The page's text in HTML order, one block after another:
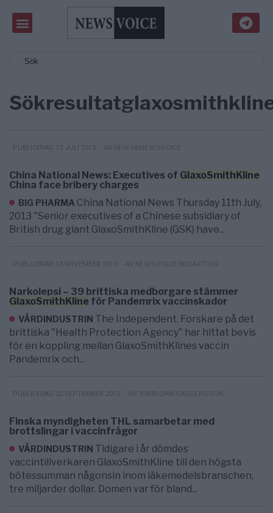
Sökresultat
PUBLICERAD 12 JULI 2013 - AV NEWS@NEWSVOICE
China National News: Executives of GlaxoSmithKline
China face bribery charges
BIG PHARMA China National News Thursday 11th July,
2013 "Senior executives of a Chinese subsidiary of
British drug giant GlaxoSmithKline (GSK) have...
PUBLICERAD 13 NOVEMBER 2013 - AV NEWSVOICE REDAKTION
Narkolepsi – 39 brittiska medborgare stämmer
GlaxoSmithKline för Pandemrix vaccinskador
VÅRDINDUSTRIN The Independent. Forskare på det
brittiska "Health Protection Agency" har hittat bevis
för en koppling mellan GlaxoSmithKlines vaccin
Pandemrix och...
PUBLICERAD 22 SEPTEMBER 2012 - AV TORBJÖRN SASSERSSON
Finska myndigheten THL samarbetar med
brottslingar i vaccinfrågor
VÅRDINDUSTRIN Tidigare i år dömdes
vaccintillverkaren GlaxoSmithKline till den högsta
bötessumman någonsin inom läkemedelsbranschen,
tre miljarder dollar. Domen var för bland...